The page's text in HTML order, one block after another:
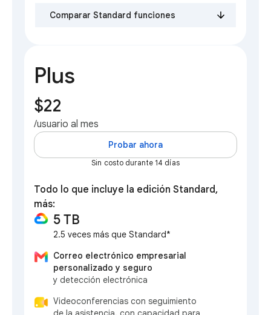
Comparar Standard funciones
Plus
$22
/usuario al mes
Probar ahora
Sin costo durante 14 días
Todo lo que incluye la edición Standard,
más:
5 TB
2.5 veces más que Standard*
Correo electrónico empresarial
personalizado y seguro
y detección electrónica
Videoconferencias con seguimiento